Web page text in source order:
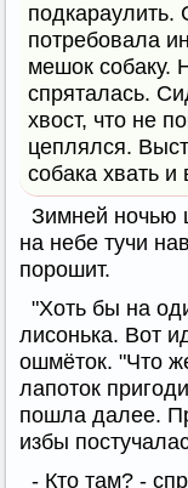
подкараулить.
потребовала
мешок собаку.
спряталась.
хвост, что не
цеплялся.
собака хвать
Зимней ночью
на небе тучи
порошит.
"Хоть бы на
лисонька. Вот
ошмёток. "Что
лапоток
пошла далее.
избы
- Кто там? -